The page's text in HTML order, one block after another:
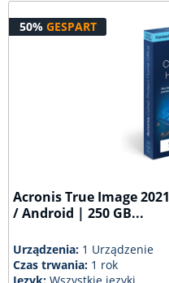
50% GESPART
Acronis True Image
/ Android | 250 GB...
Urządzenia: 1 Urządzenie
Czas trwania: 1 rok